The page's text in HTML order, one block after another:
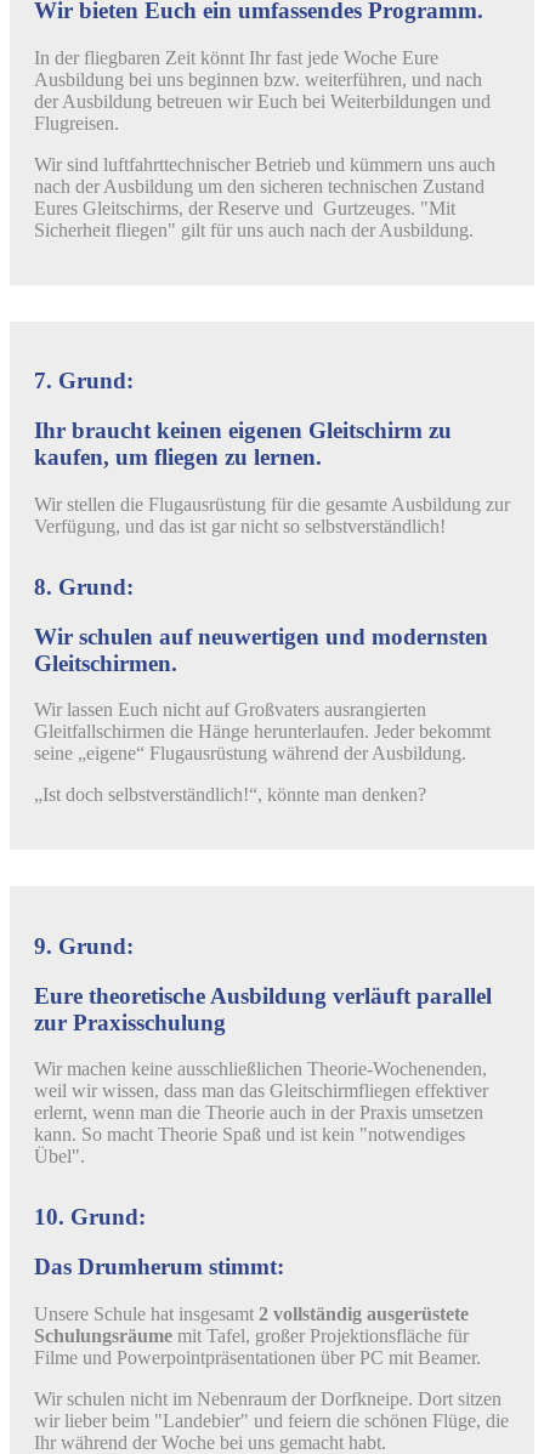
Wir bieten Euch ein umfassendes Programm.
In der fliegbaren Zeit könnt Ihr fast jede Woche Eure
Ausbildung bei uns beginnen bzw. weiterführen, und nach
der Ausbildung betreuen wir Euch bei Weiterbildungen und
Flugreisen.
Wir sind luftfahrttechnischer Betrieb und kümmern uns auch
nach der Ausbildung um den sicheren technischen Zustand
Eures Gleitschirms, der Reserve und Gurtzeuges. "Mit
Sicherheit fliegen" gilt für uns auch nach der Ausbildung.
7. Grund:
Ihr braucht keinen eigenen Gleitschirm zu
kaufen, um fliegen zu lernen.
Wir stellen die Flugausrüstung für die gesamte Ausbildung zur
Verfügung, und das ist gar nicht so selbstverständlich!
8. Grund:
Wir schulen auf neuwertigen und modernsten
Gleitschirmen.
Wir lassen Euch nicht auf Großvaters ausrangierten
Gleitfallschirmen die Hänge herunterlaufen. Jeder bekommt
seine „eigene“ Flugausrüstung während der Ausbildung.
„Ist doch selbstverständlich!“, könnte man denken?
9. Grund:
Eure theoretische Ausbildung verläuft parallel
zur Praxisschulung
Wir machen keine ausschließlichen Theorie-Wochenenden,
weil wir wissen, dass man das Gleitschirmfliegen effektiver
erlernt, wenn man die Theorie auch in der Praxis umsetzen
kann. So macht Theorie Spaß und ist kein "notwendiges
Übel".
10. Grund:
Das Drumherum stimmt:
Unsere Schule hat insgesamt 2 vollständig ausgerüstete
Schulungsräume mit Tafel, großer Projektionsfläche für
Filme und Powerpointpräsentationen über PC mit Beamer.
Wir schulen nicht im Nebenraum der Dorfkneipe. Dort sitzen
wir lieber beim "Landebier" und feiern die schönen Flüge, die
Ihr während der Woche bei uns gemacht habt.